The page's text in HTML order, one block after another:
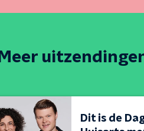
Meer
Dit is de